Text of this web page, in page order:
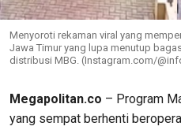
Menyoroti rekaman viral yang
Jawa Timur yang lupa menutup
distribusi MBG. (Instagram.com/
Megapolitan.co – Program
yang sempat berhenti